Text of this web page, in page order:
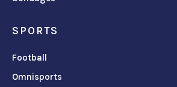
SPORTS
Football
Omnisports